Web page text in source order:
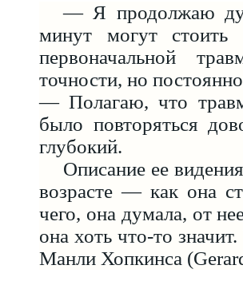
— Я продолжаю
минут могут
первоначальной
точности, но
— Полагаю, что
было повторяться
глубокий.
Описание ее
возрасте — как она
чего, она думала, от
она хоть что-то
Манли Хопкинса